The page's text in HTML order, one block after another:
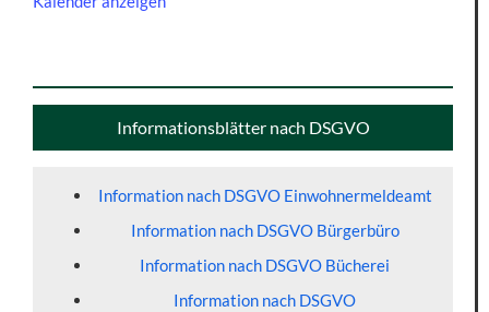
Informationsblätter nach DSGVO
Information nach DSGVO Einwohnermeldeamt
Information nach DSGVO Bürgerbüro
Information nach DSGVO Bücherei
Information nach DSGVO